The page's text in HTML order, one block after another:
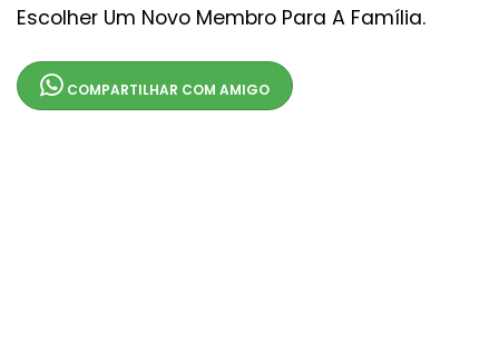
Escolher Um Novo Membro Para A Família.
COMPARTILHAR COM AMIGO